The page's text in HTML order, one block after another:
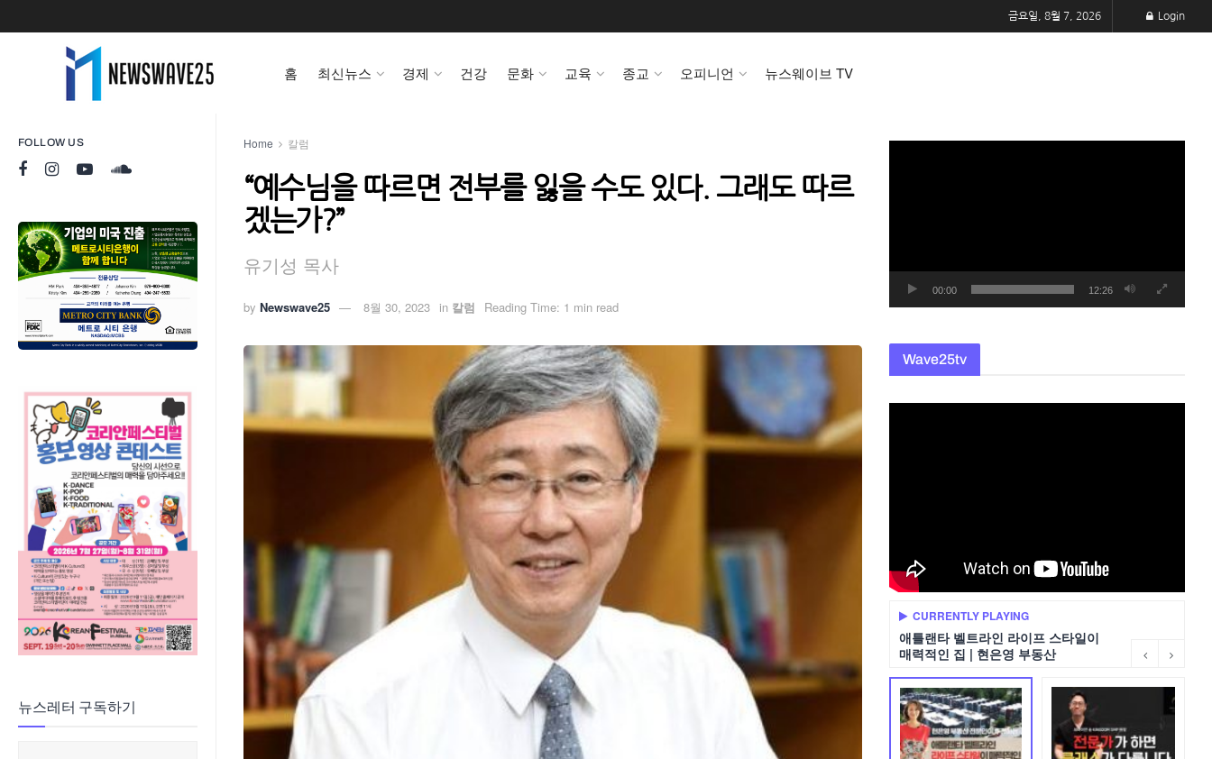
FOLLOW US
뉴스레터 구독하기
금요일, 8월 7, 2026 Login
홈 최신뉴스 경제 건강 문화 교육 종교 오피니언 뉴스웨이브 TV
Home 칼럼
“예수님을 따르면 전부를 잃을 수도 있다. 그래도 따르
겠는가?”
유기성 목사
by Newswave25 8월 30, 2023 in 칼럼 Reading Time: 1 min read
00:00 12:26
Wave25tv
CURRENTLY PLAYING
애틀랜타 벨트라인 라이프 스타일이
매력적인 집 | 현은영 부동산